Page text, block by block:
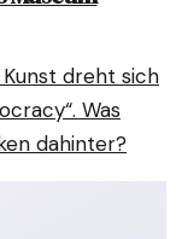
dreht sich
Was
dahinter?